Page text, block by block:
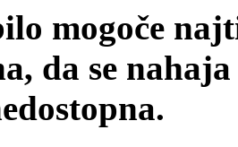
mogoče
da se